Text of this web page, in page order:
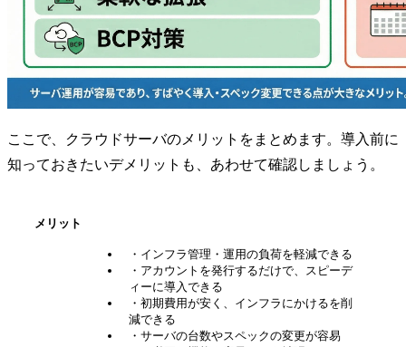
ここで、クラウドサーバのメリットをまとめます。導入前に
知っておきたいデメリットも、あわせて確認しましょう。
メリット
・インフラ管理・運用の負荷を軽減できる
・アカウントを発行するだけで、スピーデ
ィーに導入できる
・初期費用が安く、インフラにかけるを削
減できる
・サーバの台数やスペックの変更が容易